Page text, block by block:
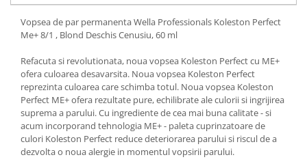
Vopsea de par permanenta Wella Professionals Koleston Perfect
Me+ 8/1 , Blond Deschis Cenusiu, 60 ml
Refacuta si revolutionata, noua vopsea Koleston Perfect cu ME+
ofera culoarea desavarsita. Noua vopsea Koleston Perfect
reprezinta culoarea care schimba totul. Noua vopsea Koleston
Perfect ME+ ofera rezultate pure, echilibrate ale culorii si ingrijirea
suprema a parului. Cu ingrediente de cea mai buna calitate - si
acum incorporand tehnologia ME+ - paleta cuprinzatoare de
culori Koleston Perfect reduce deteriorarea parului si riscul de a
dezvolta o noua alergie in momentul vopsirii parului.